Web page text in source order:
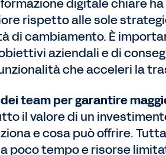
digitale chiare
rispetto alle sole
di cambiamento. È
aziendali e di
che acceleri la
team per garantire
il valore di un
e cosa può offrire.
poco tempo e risorse